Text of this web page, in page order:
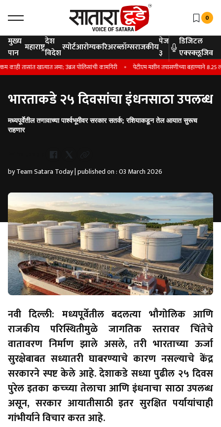
0
मुख्य
पान महाराष्ट्रदेश
विदेशस्पोर्टआरोग्यकरिअरब्लॉग्सराजकीयपेज
३
डिजिटल
एक्स्क्लूजिव
खात्यात जमा; उंब्रज पोलिसांची कामगिरी पेटीएम मशीन तपासणीच्या बहाण्याने 8.25
भारताकडे २५ दिवसांचा इंधनसाठा उपलब्ध
​मध्यपूर्वेतील तणावाच्या पार्श्वभूमीवर सरकार सतर्क; रशियाकडून तेल आयात सुरूच
राहणार
by Team Satara Today | published on : 03 March 2026
नवी दिल्ली: मध्यपूर्वेतील बदलत्या भौगोलिक आणि
राजकीय परिस्थितीमुळे जागतिक स्तरावर चिंतेचे
वातावरण निर्माण झाले असले, तरी भारताच्या ऊर्जा
सुरक्षेबाबत सध्यातरी घाबरण्याचे कारण नसल्याचे केंद्र
सरकारने स्पष्ट केले आहे. देशाकडे सध्या पुढील २५ दिवस
पुरेल इतका कच्च्या तेलाचा आणि इंधनाचा साठा उपलब्ध
असून, सरकार आयातीसाठी इतर सुरक्षित पर्यायांचाही
गांभीर्याने विचार करत आहे.